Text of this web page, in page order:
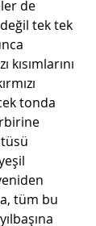
de
tek tek
kısımlarını
tonda
tüm bu